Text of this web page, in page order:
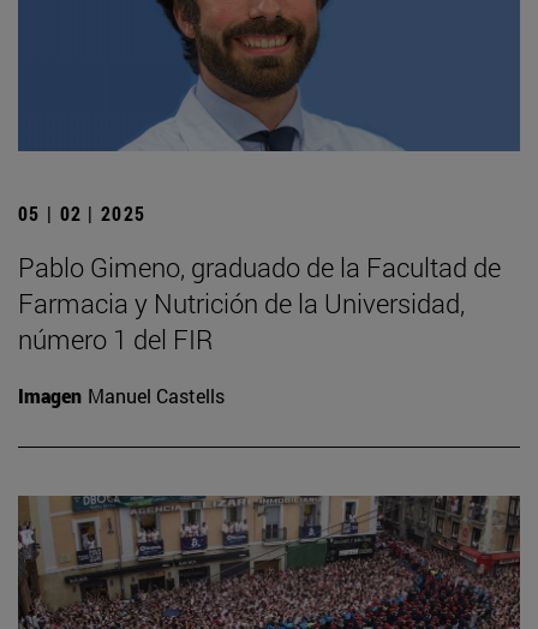
05 | 02 | 2025
Pablo Gimeno, graduado de la Facultad de
Farmacia y Nutrición de la Universidad,
número 1 del FIR
Imagen Manuel Castells